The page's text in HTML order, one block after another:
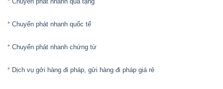
* Chuyển phát nhanh quốc tế
* Chuyển phát nhanh chứng từ
* Dịch vụ gởi hàng đi pháp, gửi hàng đi pháp giá rẻ